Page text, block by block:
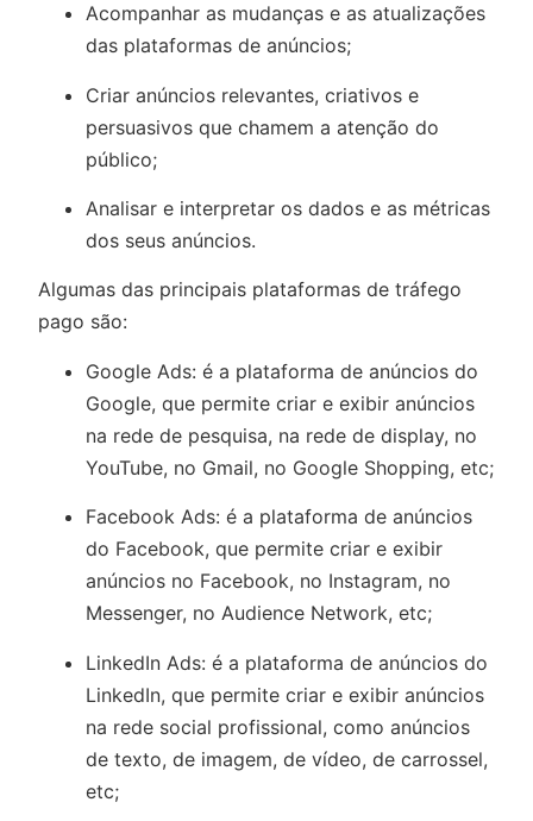
Acompanhar as mudanças e as atualizações
das plataformas de anúncios;
Criar anúncios relevantes, criativos e
persuasivos que chamem a atenção do
público;
Analisar e interpretar os dados e as métricas
dos seus anúncios.
Algumas das principais plataformas de tráfego
pago são:
Google Ads: é a plataforma de anúncios do
Google, que permite criar e exibir anúncios
na rede de pesquisa, na rede de display, no
YouTube, no Gmail, no Google Shopping, etc;
Facebook Ads: é a plataforma de anúncios
do Facebook, que permite criar e exibir
anúncios no Facebook, no Instagram, no
Messenger, no Audience Network, etc;
LinkedIn Ads: é a plataforma de anúncios do
LinkedIn, que permite criar e exibir anúncios
na rede social profissional, como anúncios
de texto, de imagem, de vídeo, de carrossel,
etc;